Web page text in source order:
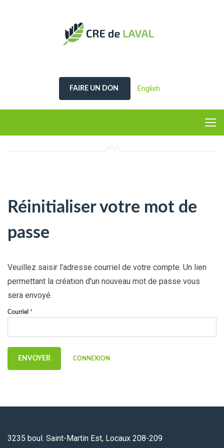
FAIRE UN DON English
Réinitialiser votre mot de
passe
Veuillez saisir l'adresse courriel de votre compte. Un lien
permettant la création d'un nouveau mot de passe vous
sera envoyé.
Courriel *
CONNEXION
3235 boul. Saint-Martin Est, Locaux 208-209